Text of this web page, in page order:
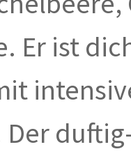
Er ist